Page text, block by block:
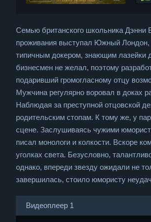
Семью британского школьника Дэнни
проживания выступал Южный Лондон,
типичным докером, знающим лазейки
бизнесмен не желал, поэтому
подаривший громогласному отцу
Мужчина регулярно воровал в доках
Наблюдая за преступной отцовской
родительским стопам. К тому же, у
сцене. Заслушиваясь чужими
писал монологи и колкости. Вскоре
уголках света. Безусловно,
однако, впереди звезду ожидали не
завершилась, стоило юмористу
Видеоплеер 1